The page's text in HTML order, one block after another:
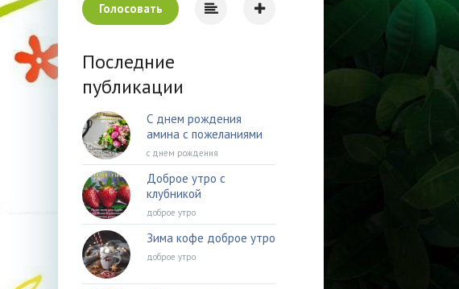
Голосовать
Последние
публикации
С днем рождения
амина с пожеланиями
с днем рождения
Доброе утро с
клубникой
доброе утро
Зима кофе доброе утро
доброе утро